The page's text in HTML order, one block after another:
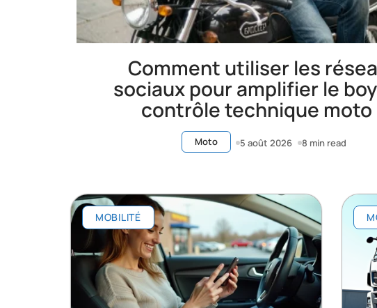
Comment utiliser les
sociaux pour amplifier le
contrôle technique moto
Moto 5 août 2026 8 min read
MOBILITÉ